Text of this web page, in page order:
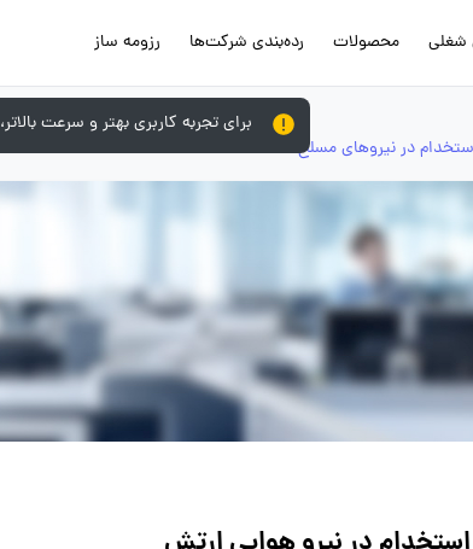
شغلی محصولات رده‌بندی شرکت‌ها رزومه ساز
در نیروهای مسلح
برای تجربه کاربری بهتر و سرعت بالاتر، vpn خود را خاموش کنید.